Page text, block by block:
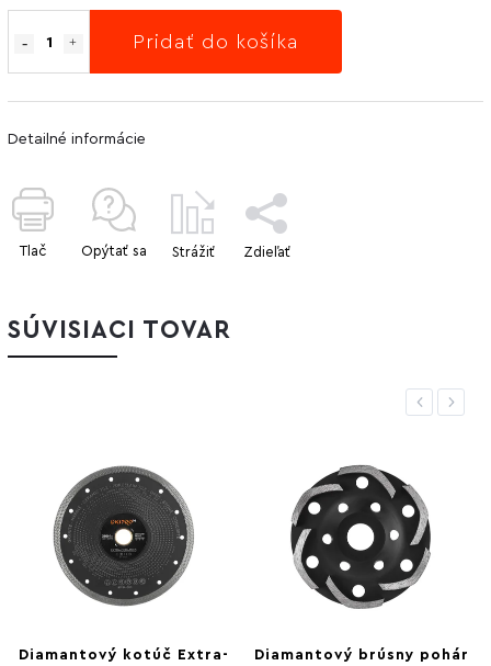
Pridať do košíka
Detailné informácie
Tlač Opýtať sa Strážiť Zdieľať
SÚVISIACI TOVAR
Previous
Diamantový kotúč Extra-
Diamantový brúsny pohár
Next